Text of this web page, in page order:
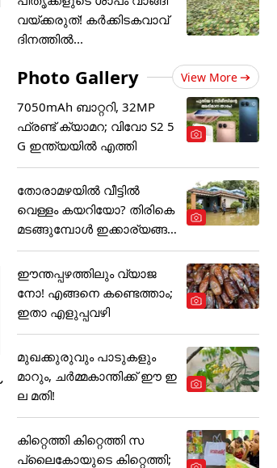
വയ്ക്കരുത്! കർക്കിടകവാവ്
ദിനത്തിൽ...
Photo Gallery View More
7050mAh ബാറ്ററി, 32MP
ഫ്രണ്ട് ക്യാമറ; വിവോ S2 5
G ഇന്ത്യയിൽ എത്തി
തോരാമഴയിൽ വീട്ടിൽ
വെള്ളം കയറിയോ? തിരികെ
മടങ്ങുമ്പോൾ ഇക്കാര്യങ്ങ
ൾ
ഈന്തപ്പഴത്തിലും വ്യാജ
നോ! എങ്ങനെ കണ്ടെത്താം;
ഇതാ എളുപ്പവഴി
മുഖക്കുരുവും പാടുകളും
മാറും, ചർമ്മകാന്തിക്ക് ഈ ഇ
ല മതി!
കിറ്റെത്തി കിറ്റെത്തി സ
പ്ലൈകോയുടെ കിറ്റെത്തി;